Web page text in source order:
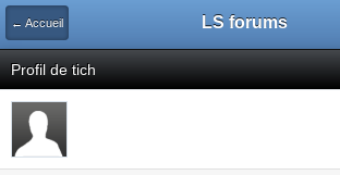
← Accueil LS forums
Profil de tich